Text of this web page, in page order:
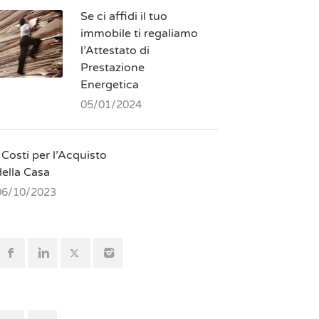
Se ci affidi il tuo
immobile ti regaliamo
l’Attestato di
Prestazione
Energetica
05/01/2024
per l’Acquisto
Casa
10/2023